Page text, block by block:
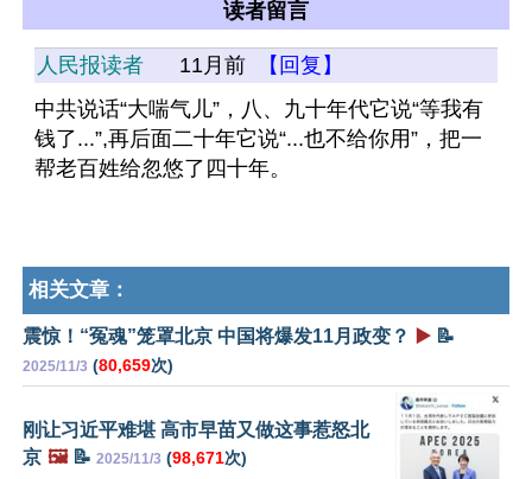
读者留言
人民报读者 11月前
【回复】
中共说话“大喘气儿”，八、九十年代它说“等我有
钱了...”,再后面二十年它说“...也不给你用”，把一
帮老百姓给忽悠了四十年。
相关文章：
震惊！“冤魂”笼罩北京 中国将爆发11月政变？ ▶️ 📝
2025/11/3 (80,659次)
刚让习近平难堪 高市早苗又做这事惹怒北
京 🖼️📝 2025/11/3 (98,671次)